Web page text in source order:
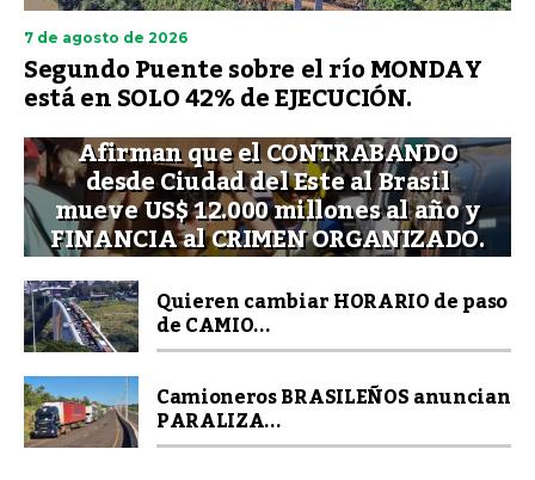
7 de agosto de 2026
Segundo Puente sobre el río MONDAY
está en SOLO 42% de EJECUCIÓN.
Afirman que el CONTRABANDO
desde Ciudad del Este al Brasil
mueve US$ 12.000 millones al año y
FINANCIA al CRIMEN ORGANIZADO.
Quieren cambiar HORARIO de paso
de CAMIO...
Camioneros BRASILEÑOS anuncian
PARALIZA...